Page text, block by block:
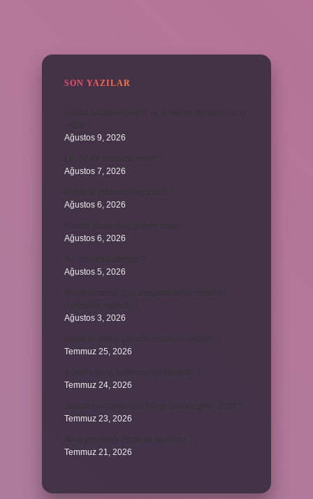
SON YAZILAR
Ağustos 9, 2026
Ağustos 7, 2026
Ağustos 6, 2026
Ağustos 6, 2026
Ağustos 5, 2026
Ağustos 3, 2026
Temmuz 25, 2026
Temmuz 24, 2026
Temmuz 23, 2026
Temmuz 21, 2026